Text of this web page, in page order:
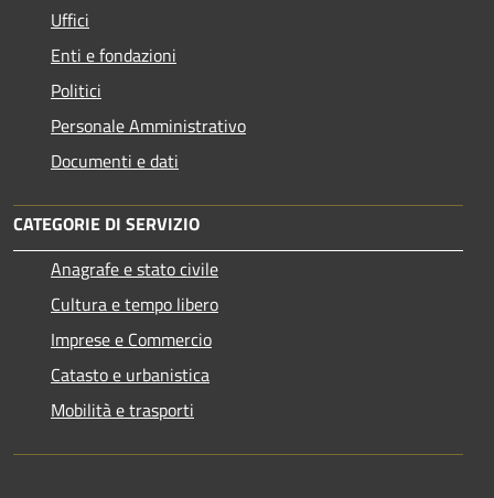
Uffici
Enti e fondazioni
Politici
Personale Amministrativo
Documenti e dati
CATEGORIE DI SERVIZIO
Anagrafe e stato civile
Cultura e tempo libero
Imprese e Commercio
Catasto e urbanistica
Mobilità e trasporti